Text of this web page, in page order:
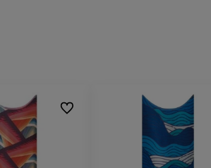
Do ulubionych